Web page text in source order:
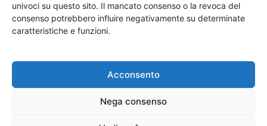
univoci su questo sito. Il mancato consenso o la revoca del
consenso potrebbero influire negativamente su determinate
caratteristiche e funzioni.
Acconsento
Nega consenso
Chi siamo I Nostri Clienti
© Copyright 2017 - MilanoEvents.it© managed by